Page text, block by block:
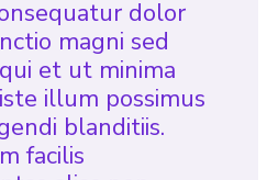
dolor
magni sed
et ut minima
illum possimus
blanditiis.
facilis